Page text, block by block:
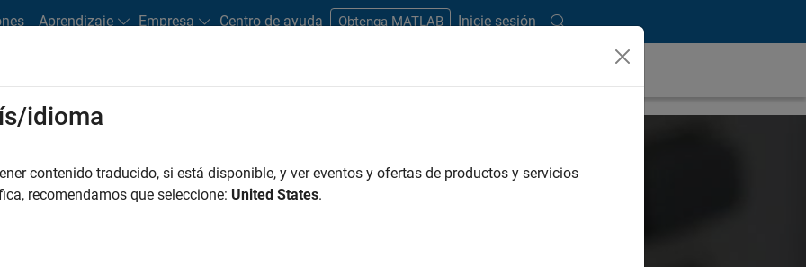
Aprendizaje Empresa Centro de ayuda Obtenga MATLAB Inicie sesión
idioma
contenido traducido, si está disponible, y ver eventos y ofertas de productos y servicios
recomendamos que seleccione: United States.